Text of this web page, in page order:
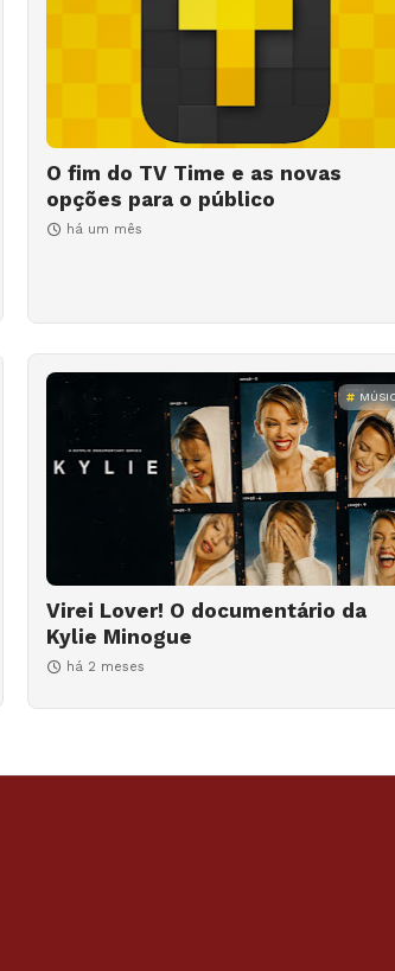
O fim do TV Time e as novas
opções para o público
há um mês
Virei Lover! O documentário da
Kylie Minogue
há 2 meses